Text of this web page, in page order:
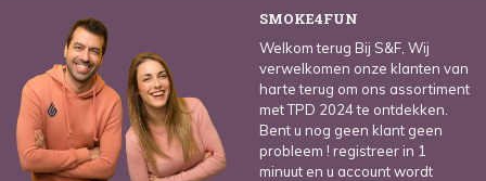
SMOKE4FUN
Welkom terug Bij S&F, Wij
verwelkomen onze klanten van
harte terug om ons assortiment
met TPD 2024 te ontdekken.
Bent u nog geen klant geen
probleem ! registreer in 1
minuut en u account wordt